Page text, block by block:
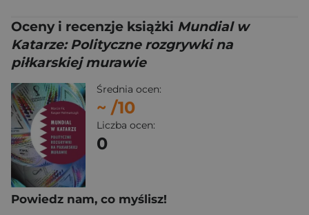
Oceny i recenzje książki Mundial w
Katarze: Polityczne rozgrywki na
piłkarskiej murawie
Średnia ocen:
~ /10
Liczba ocen:
0
Powiedz nam, co myślisz!